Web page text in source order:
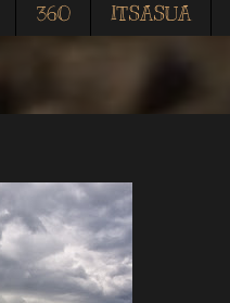
360 ITSASUA